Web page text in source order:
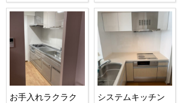
お手入れラクラク
システムキッチン